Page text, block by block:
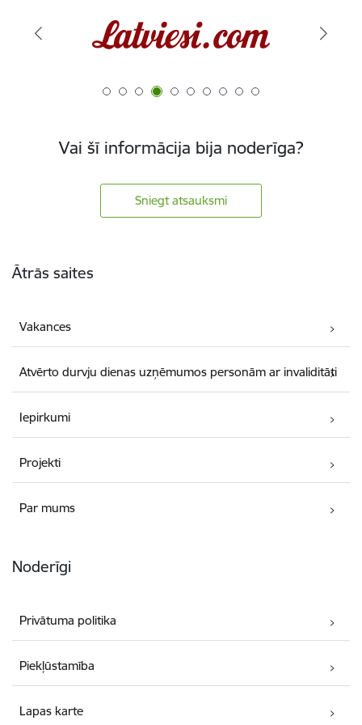
Vai šī informācija bija noderīga?
Sniegt atsauksmi
Ātrās saites
Vakances
Atvērto durvju dienas uzņēmumos personām ar invaliditāti
Iepirkumi
Projekti
Par mums
Noderīgi
Privātuma politika
Piekļūstamība
Lapas karte